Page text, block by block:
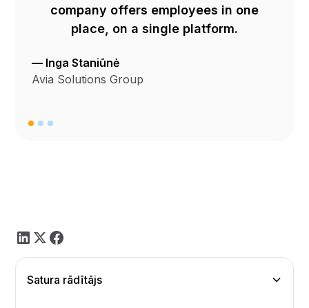
company offers employees in one
place, on a single platform.
— Inga Staniūnė
Avia Solutions Group
Satura rādītājs